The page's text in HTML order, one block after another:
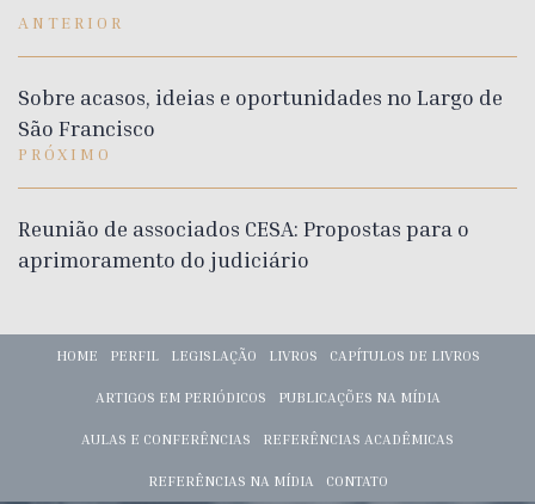
ANTERIOR
Sobre acasos, ideias e oportunidades no Largo de
São Francisco
PRÓXIMO
Reunião de associados CESA: Propostas para o
aprimoramento do judiciário
HOME PERFIL LEGISLAÇÃO LIVROS CAPÍTULOS DE LIVROS
ARTIGOS EM PERIÓDICOS PUBLICAÇÕES NA MÍDIA
AULAS E CONFERÊNCIAS REFERÊNCIAS ACADÊMICAS
REFERÊNCIAS NA MÍDIA CONTATO